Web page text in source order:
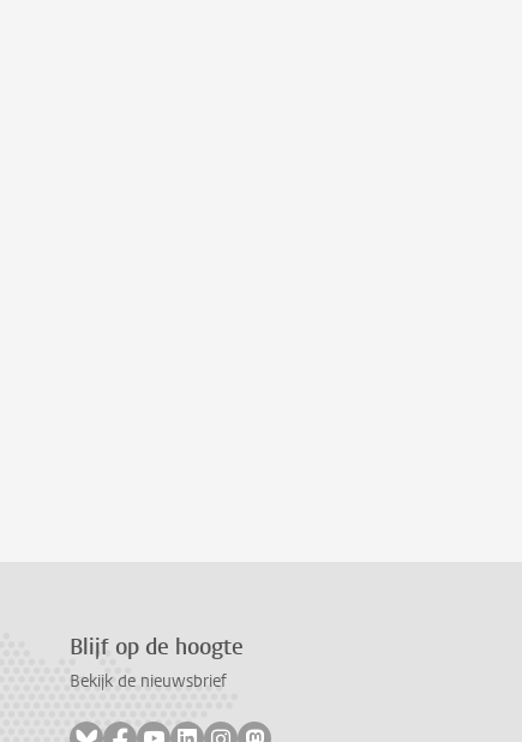
Blijf op de hoogte
Bekijk de nieuwsbrief
Volg ons op bluesky
Volg ons op facebook
Volg ons op youtube
Volg ons op linkedin
Volg ons op instagram
Volg ons op mastodon